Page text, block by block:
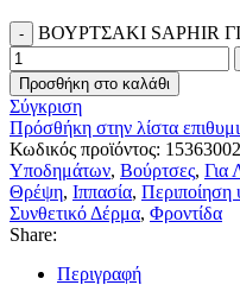
ΒΟΥΡΤΣΑΚΙ SAPHIR
Προσθήκη στο καλάθι
Σύγκριση
Πρόσθήκη στην λίστα
Κωδικός προϊόντος: 15363002
Υποδημάτων, Βούρτσες, Για
Θρέψη, Ιππασία, Περιποίηση
Συνθετικό Δέρμα, Φροντίδα
Share:
Περιγραφή